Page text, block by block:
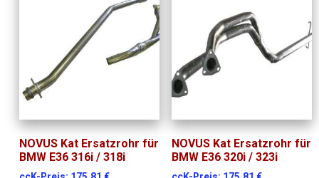
NOVUS Kat Ersatzrohr für
BMW E36 316i / 318i
NOVUS Kat Ersatzrohr für
BMW E36 320i / 323i